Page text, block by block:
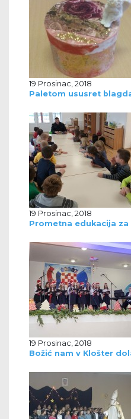
19 Prosinac, 2018
Paletom ususret
19 Prosinac, 2018
Prometna edukacija za
19 Prosinac, 2018
Božić nam v Klošter